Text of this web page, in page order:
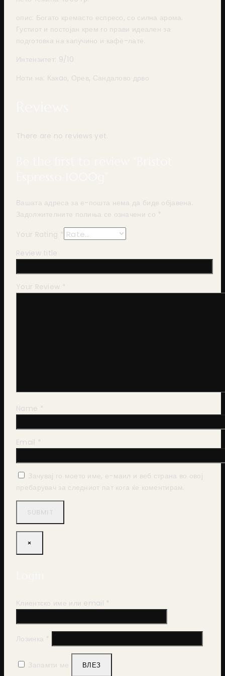
опис: Богато кремасто еспресо, со силна арома.
Густиот и постојан крем го прави идеален за
подготовка на капучино и кафе-лате.
Интензитет: 9/10
Ноти на: Какaо, Орев, Сандалово дрво
There are no reviews yet.
Вашата адреса за е-пошта нема да биде објавена.
Задолжителните полиња се означени со *
Your Rating *
Review title
Your Review *
Name *
Email *
Зачувај го моето име, е-маил и веб страна во овој
пребарувач за следниот пат кога ќе коментирам.
×
Клиентско име или email *
Лозинка *
Запамти ме ВЛЕЗ